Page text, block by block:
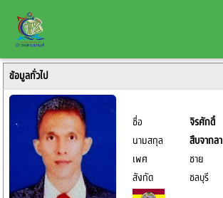
ข้อมูลทั่วไป
ชื่อ
จิรศักดิ์
นามสกุล
สืบจากลา
เพศ
ชาย
สังกัด
ชลบุรี